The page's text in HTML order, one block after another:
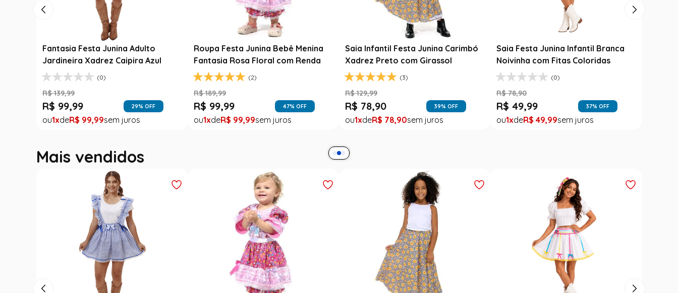
Saia Infantil Festa Junina Carimbó
Xadrez Preto com Girassol
(3)
R$ 129,99
R$ 78,90 39% OFF
1 R$ 78,90
Saia Festa Junina Infantil Branca
Noivinha com Fitas Coloridas
(0)
R$ 78,90
R$ 49,99 37% OFF
1 R$ 49,99
Fantasia Noiva Junina Infantil
Branca com Véu e Laços
R$ 139 99
R$ 79 , 99
R$
Varinha Das Varinhas - Harry
R$ 149,99
R$ 99,99 33% OFF
1 R$ 99, 99
Mais vendidos